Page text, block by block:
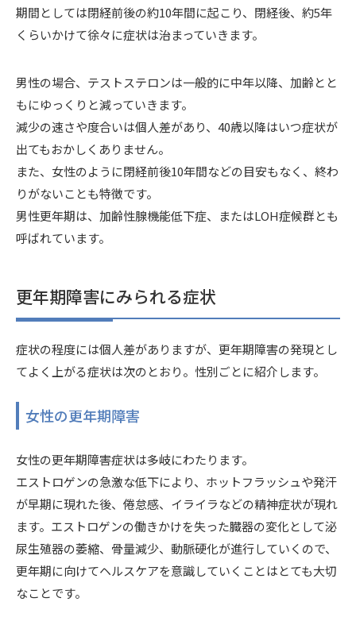
期間としては閉経前後の約10年間に起こり、閉経後、約5年
くらいかけて徐々に症状は治まっていきます。
男性の場合、テストステロンは一般的に中年以降、加齢とと
もにゆっくりと減っていきます。
減少の速さや度合いは個人差があり、40歳以降はいつ症状が
出てもおかしくありません。
また、女性のように閉経前後10年間などの目安もなく、終わ
りがないことも特徴です。
男性更年期は、加齢性腺機能低下症、またはLOH症候群とも
呼ばれています。
更年期障害にみられる症状
症状の程度には個人差がありますが、更年期障害の発現とし
てよく上がる症状は次のとおり。性別ごとに紹介します。
女性の更年期障害
女性の更年期障害症状は多岐にわたります。
エストロゲンの急激な低下により、ホットフラッシュや発汗
が早期に現れた後、倦怠感、イライラなどの精神症状が現れ
ます。エストロゲンの働きかけを失った臓器の変化として泌
尿生殖器の萎縮、骨量減少、動脈硬化が進行していくので、
更年期に向けてヘルスケアを意識していくことはとても大切
なことです。